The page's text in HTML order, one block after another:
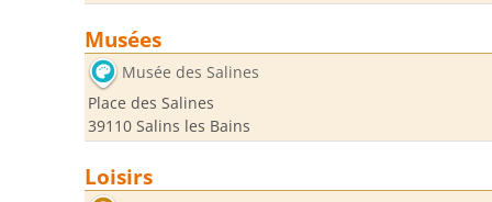
Musées
Musée des Salines
Place des Salines
39110 Salins les Bains
Loisirs